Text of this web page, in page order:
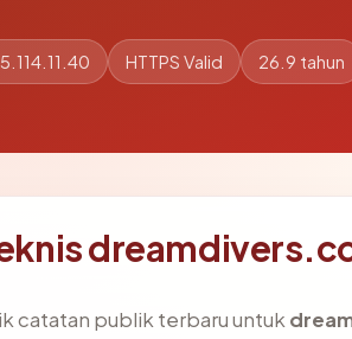
HTTPS Valid 26.9 tahun
catatan publik terbaru untuk